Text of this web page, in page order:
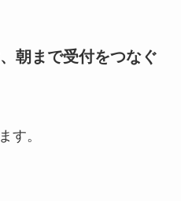
朝まで受付をつなぐ
す。